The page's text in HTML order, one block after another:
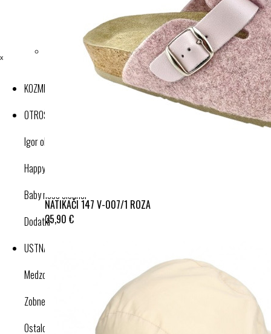
NATIKAČI 147 V-007/1 ROZA
35,90 €
ˣ
KOZMETIKA
OTROŠKI IZDELKI
Igor obutev
Happy nose cleaner
Baby nose cleaner
Dodatki
USTNA HIGIENA
Medzobne ščetke
Zobne ščetke
Ostalo